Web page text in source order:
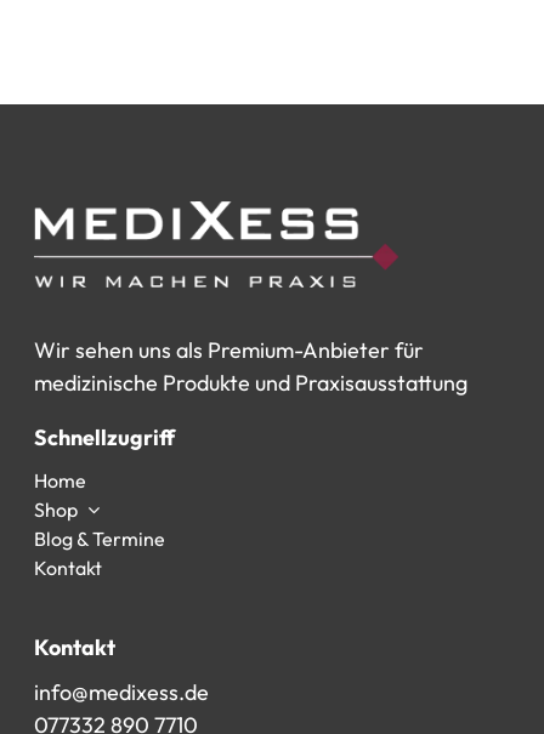
Wir sehen uns als Premium-Anbieter für
medizinische Produkte und Praxisausstattung
Schnellzugriff
Home
Shop
Blog & Termine
Kontakt
Kontakt
info@medixess.de
077332 890 7710